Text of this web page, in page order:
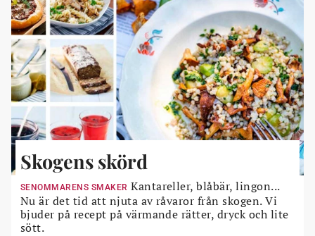
Skogens skörd
SENOMMARENS SMAKER Kantareller, blåbär, lingon...
Nu är det tid att njuta av råvaror från skogen. Vi
bjuder på recept på värmande rätter, dryck och lite
sött.